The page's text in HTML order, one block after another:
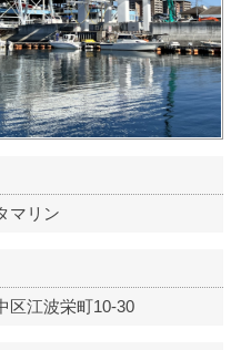
マリン
区江波栄町10-30